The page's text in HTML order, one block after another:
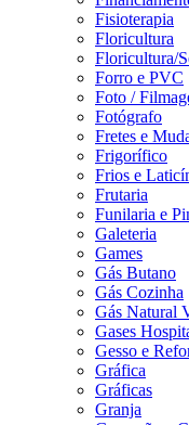
Fisioterapia
Floricultura
Floricultura/
Forro e PVC
Foto /
Fotógrafo
Fretes e
Frigorífico
Frios e
Frutaria
Funilaria e
Galeteria
Games
Gás Butano
Gás Cozinha
Gás Natural
Gases
Gesso e
Gráfica
Gráficas
Granja